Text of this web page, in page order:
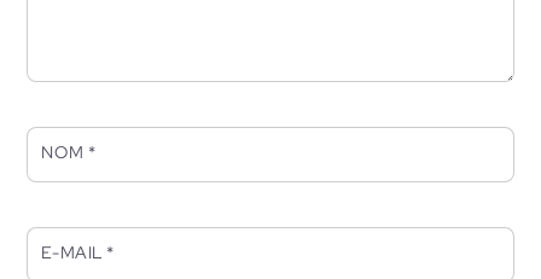
NOM *
E-MAIL *